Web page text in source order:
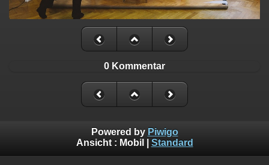
0 Kommentar
Powered by Piwigo
Ansicht : Mobil Standard